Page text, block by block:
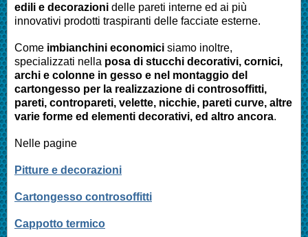
edili e decorazioni delle pareti interne ed ai più
innovativi prodotti traspiranti delle facciate esterne.
Come imbianchini economici siamo inoltre,
specializzati nella posa di stucchi decorativi, cornici,
archi e colonne in gesso e nel montaggio del
cartongesso per la realizzazione di controsoffitti,
pareti, contropareti, velette, nicchie, pareti curve, altre
varie forme ed elementi decorativi, ed altro ancora.
Nelle pagine
Pitture e decorazioni
Cartongesso controsoffitti
Cappotto termico